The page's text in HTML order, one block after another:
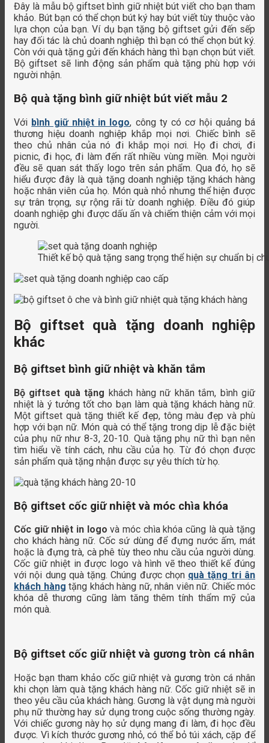
Đây là mẫu bộ giftset bình giữ nhiệt bút viết cho bạn tham
khảo. Bút bạn có thể chọn bút ký hay bút viết tùy thuộc vào
lựa chọn của bạn. Ví dụ bạn tặng bộ giftset gửi đến sếp
hay đối tác là chủ doanh nghiệp thì bạn có thể chọn bút ký.
Còn với quà tặng gửi đến khách hàng thì bạn chọn bút viết.
Bộ giftset sẽ linh động sản phẩm quà tặng phù hợp với
người nhận.
Bộ quà tặng bình giữ nhiệt bút viết mẫu 2
Với bình giữ nhiệt in logo, công ty có cơ hội quảng bá
thương hiệu doanh nghiệp khắp mọi nơi. Chiếc bình sẽ
theo chủ nhân của nó đi khắp mọi nơi. Họ đi chơi, đi
picnic, đi học, đi làm đến rất nhiều vùng miền. Mọi người
đều sẽ quan sát thấy logo trên sản phẩm. Qua đó, họ sẽ
hiểu được đây là quà tặng doanh nghiệp tặng khách hàng
hoặc nhân viên của họ. Món quà nhỏ nhưng thể hiện được
sự trân trọng, sự rộng rãi từ doanh nghiệp. Điều đó giúp
doanh nghiệp ghi được dấu ấn và chiếm thiện cảm với mọi
người.
Thiết kế bộ quà tặng sang trọng thể hiện sự chuẩn bị
Bộ giftset quà tặng doanh nghiệp
khác
Bộ giftset bình giữ nhiệt và khăn tắm
Bộ giftset quà tặng khách hàng nữ khăn tắm, bình giữ
nhiệt là ý tưởng tốt cho bạn làm quà tặng khách hàng nữ.
Một giftset quà tặng thiết kế đẹp, tông màu đẹp và phù
hợp với bạn nữ. Món quà có thể tặng trong dịp lễ đặc biệt
của phụ nữ như 8-3, 20-10. Quà tặng phụ nữ thì bạn nên
tìm hiểu về tính cách, nhu cầu của họ. Từ đó chọn được
sản phẩm quà tặng nhận được sự yêu thích từ họ.
Bộ giftset cốc giữ nhiệt và móc chìa khóa
Cốc giữ nhiệt in logo và móc chìa khóa cũng là quà tặng
cho khách hàng nữ. Cốc sứ dùng để đựng nước ấm, mát
hoặc là đựng trà, cà phê tùy theo nhu cầu của người dùng.
Cốc giữ nhiệt in được logo và hình vẽ theo thiết kế đúng
với nội dung quà tặng. Chúng được chọn quà tặng tri ân
khách hàng tặng khách hàng nữ, nhân viên nữ. Chiếc móc
khóa dễ thương cũng làm tăng thêm tính thẩm mỹ của
món quà.
Bộ giftset cốc giữ nhiệt và gương tròn cá nhân
Hoặc bạn tham khảo cốc giữ nhiệt và gương tròn cá nhân
khi chọn làm quà tặng khách hàng nữ. Cốc giữ nhiệt sẽ in
theo yêu cầu của khách hàng. Gương là vật dụng mà người
phụ nữ thường hay sử dụng trong cuộc sống thường ngày.
Với chiếc gương này họ sử dụng mang đi làm, đi học đều
được. Vì kích thước gương nhỏ, có thể bỏ túi xách, cặp để